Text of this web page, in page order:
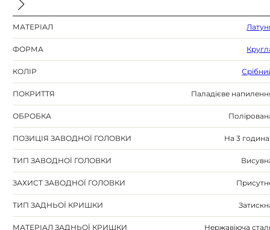
МАТЕРІАЛ
ФОРМА
КОЛІР
ПОКРИТТЯ Паладієве
ОБРОБКА
ПОЗИЦІЯ ЗАВОДНОЇ ГОЛОВКИ На 3
ТИП ЗАВОДНОЇ ГОЛОВКИ
ЗАХИСТ ЗАВОДНОЇ ГОЛОВКИ
ТИП ЗАДНЬОЇ КРИШКИ
МАТЕРІАЛ ЗАДНЬОЇ КРИШКИ Нержавіюча